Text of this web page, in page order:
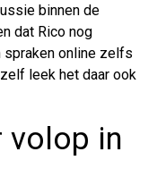
binnen de
dat Rico nog
spraken online zelfs
leek het daar ook
volop in